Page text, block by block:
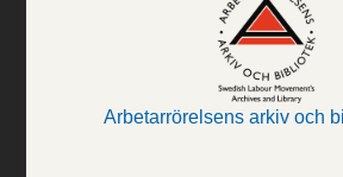
Arbetarrörelsens arkiv och